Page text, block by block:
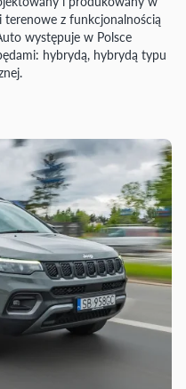
terenowe z funkcjonalnością
występuje w Polsce
hybrydą, hybrydą typu